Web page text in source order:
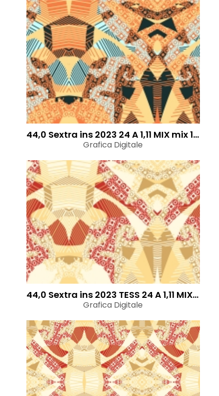
44,0 Sextra ins 2023 24 A 1,11 MIX mix 1,2 STR
Grafica Digitale
44,0 Sextra ins 2023 TESS 24 A 1,11 MIX STR
Grafica Digitale